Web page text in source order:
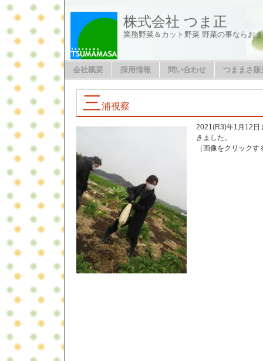
株式会社 つま正
業務野菜＆カット野菜 野菜の事ならお
会社概要 採用情報 問い合わせ つままさ
三浦視察
2021(R3)年1月12日
きました。
（画像をクリック